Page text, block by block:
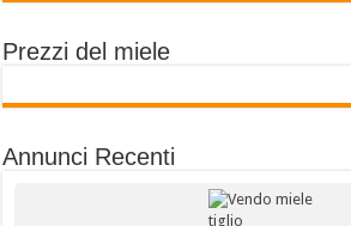
Prezzi del miele
Annunci Recenti